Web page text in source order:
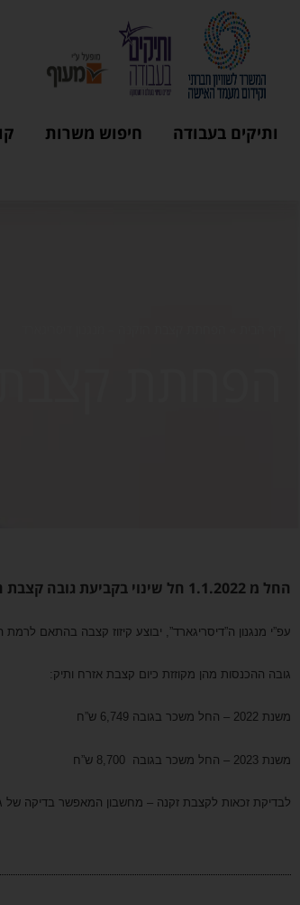
ותיקים בעבודה חיפוש משרות
הפחתת קצבת
החל מ 1.1.2022 חל שינוי בקביעת גובה קצבת הזקנה, באופן יחסי לגובה ההכנסה של אזרח ותיק.
עפ”י מנגנון ה”דיסריגארד”, יבוצע קיזוז קצבה בהתאם לרמת
גובה ההכנסות מהן מקוזזת כיום קצבת אזרח ותיק:
משנת 2022 – החל משכר בגובה 6,749 ש”ח
משנת 2023 – החל משכר בגובה 8,700 ש”ח
לבדיקת זכאות לקצבת זקנה – מחשבון המאפשר בדיקה של